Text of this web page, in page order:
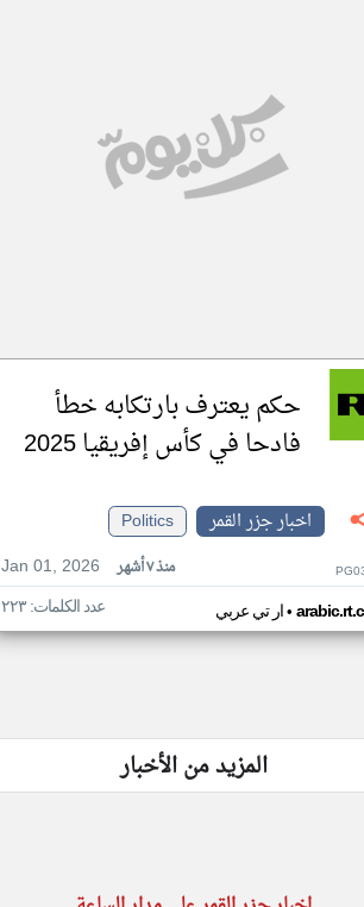
حكم يعترف بارتكابه خطأ
فادحا في كأس إفريقيا 2025
اخبار جزر القمر
Politics
Jan 01, 2026
منذ ٧ أشهر
ار تي عربي• عدد الكلمات: ٢٢٣
المزيد من الأخبار